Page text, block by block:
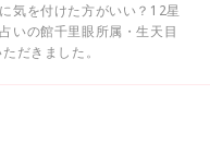
気を付けた方がいい？12星
いの館千里眼所属・生天目
だきました。